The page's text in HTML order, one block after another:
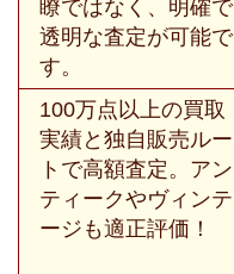
瞭ではなく、明確で
透明な査定が可能で
す。
100万点以上の買取
実績と独自販売ルー
トで高額査定。アン
ティークやヴィンテ
ージも適正評価！